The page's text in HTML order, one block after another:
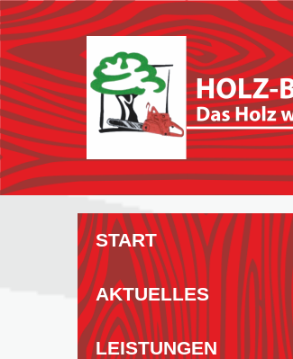
Zum
Inhalt
springen
START
AKTUELLES
LEISTUNGEN